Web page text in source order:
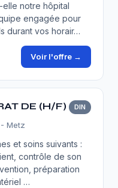
notre hôpital
engagée pour
durant vos horair…
Voir l'offre →
DE (H/F) DIN
- Metz
et soins suivants :
contrôle de son
préparation
…